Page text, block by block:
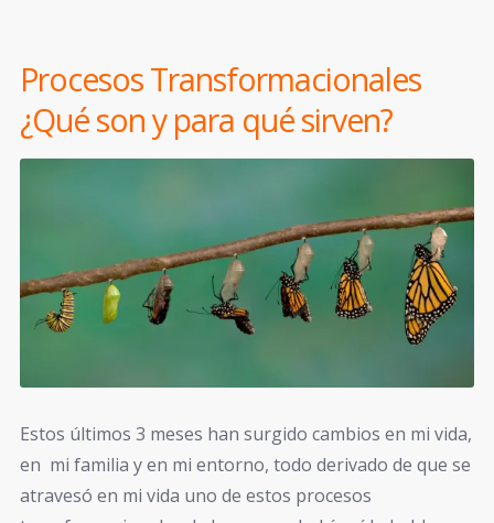
Procesos Transformacionales
¿Qué son y para qué sirven?
Estos últimos 3 meses han surgido cambios en mi vida,
en mi familia y en mi entorno, todo derivado de que se
atravesó en mi vida uno de estos procesos